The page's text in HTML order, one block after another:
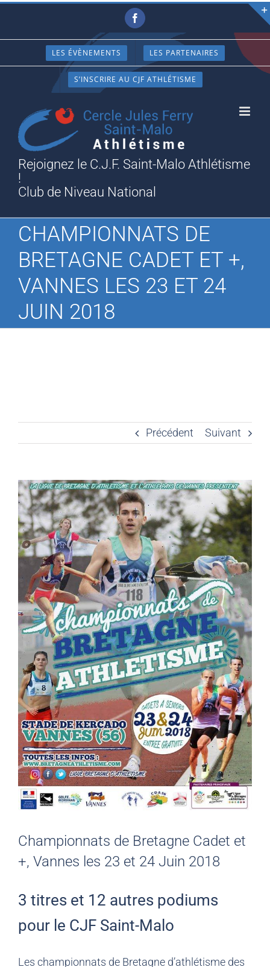
Passer
contenu
Facebook
LES ÉVÈNEMENTS LES PARTENAIRES
S’INSCRIRE AU CJF ATHLÉTISME
Rejoignez le C.J.F. Saint-Malo Athlétisme
!
Club de Niveau National
CHAMPIONNATS DE
BRETAGNE CADET ET +,
VANNES LES 23 ET 24
JUIN 2018
Précédent Suivant
Championnats de Bretagne Cadet et
+, Vannes les 23 et 24 Juin 2018
3 titres et 12 autres podiums
pour le CJF Saint-Malo
Les championnats de Bretagne d’athlétisme des